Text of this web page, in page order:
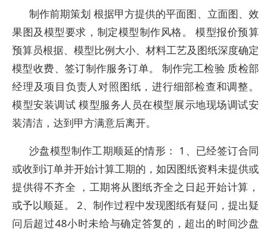
制作前期策划 根据甲方提供的平面图、立面图、效
果图及模型要求，制定模型制作风格。 模型报价预算
预算员根据、模型比例大小、材料工艺及图纸深度确定
模型收费、签订制作服务订单。 制作完工检验 质检部
经理及项目负责人对照图纸，进行细部检查和调整。
模型安装调试 模型服务人员在模型展示地现场调试安
装清洁，达到甲方满意后离开。
沙盘模型制作工期顺延的情形： 1、已经签订合同
或收到订单并开始计算工期的，如因图纸资料未提供或
提供得不齐全 ，工期将从图纸齐全之日起开始计算，
或予以顺延。 2、制作过程中发现图纸有疑问，提出疑
问后超过48小时未给与确定答复的，超出的时间沙盘